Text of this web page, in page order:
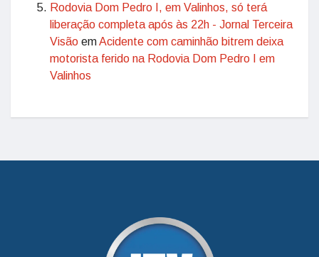
Rodovia Dom Pedro I, em Valinhos, só terá
liberação completa após às 22h - Jornal Terceira
Visão emAcidente com caminhão bitrem deixa
motorista ferido na Rodovia Dom Pedro I em
Valinhos